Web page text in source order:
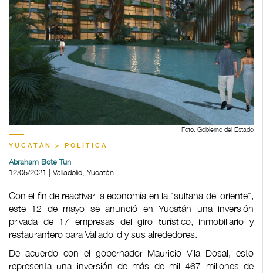
Foto: Gobierno del Estado
YUCATÁN > POLÍTICA
Abraham Bote Tun
12/05/2021 | Valladolid, Yucatán
Con el fin de reactivar la economía en la "sultana del oriente",
este 12 de mayo se anunció en Yucatán una inversión
privada de 17 empresas del giro turístico, inmobiliario y
restaurantero para Valladolid y sus alrededores.
De acuerdo con el gobernador Mauricio Vila Dosal, esto
representa una inversión de más de mil 467 millones de